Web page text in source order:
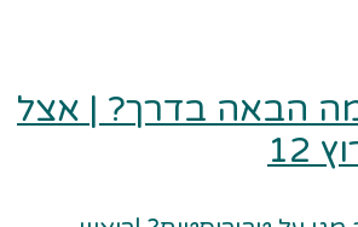
הבאה בדרך? | אצל